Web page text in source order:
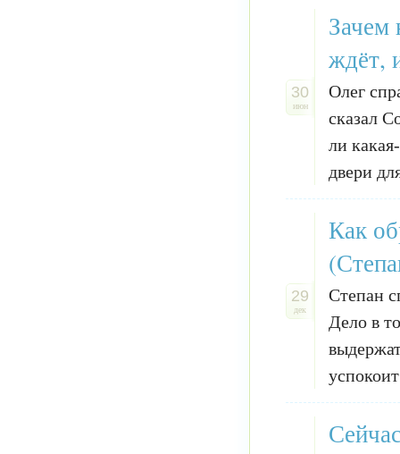
30
июн
Зачем
ждёт,
Олег
сказал
ли
двери
29
дек
Как
Степан
Дело в